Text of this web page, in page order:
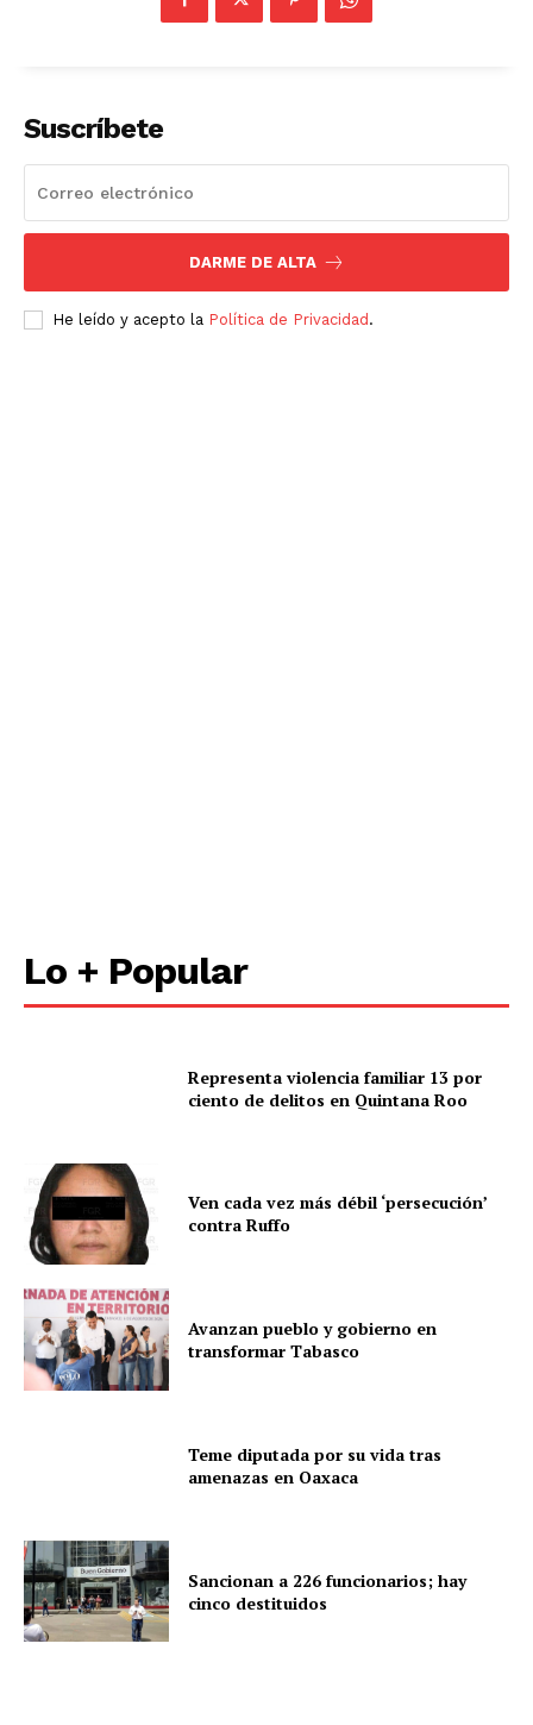
Suscríbete
DARME DE ALTA
He leído y acepto la Política de Privacidad .
Lo + Popular
Representa violencia familiar 13 por
ciento de delitos en Quintana Roo
Ven cada vez más débil ‘persecución’
contra Ruffo
Avanzan pueblo y gobierno en
transformar Tabasco
Teme diputada por su vida tras
amenazas en Oaxaca
Sancionan a 226 funcionarios; hay
cinco destituidos